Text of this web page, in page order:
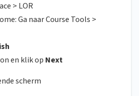
> LOR
Ga naar Course Tools >
en klik op Next
scherm